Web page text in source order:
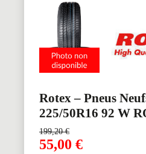
Rotex – Pneus
225/50R16 92 W
199,20€
55,00 €